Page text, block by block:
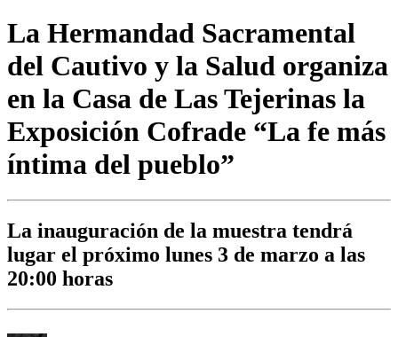
La Hermandad Sacramental
del Cautivo y la Salud organiza
en la Casa de Las Tejerinas la
Exposición Cofrade “La fe más
íntima del pueblo”
La inauguración de la muestra tendrá
lugar el próximo lunes 3 de marzo a las
20:00 horas